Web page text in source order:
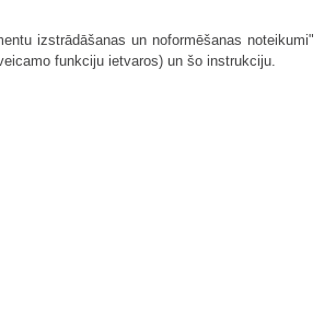
izstrādāšanas un noformēšanas noteikumi"
funkciju ietvaros) un šo instrukciju.